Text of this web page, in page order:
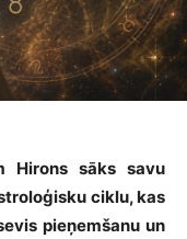
Hirons sāks savu
ciklu, kas
pieņemšanu un